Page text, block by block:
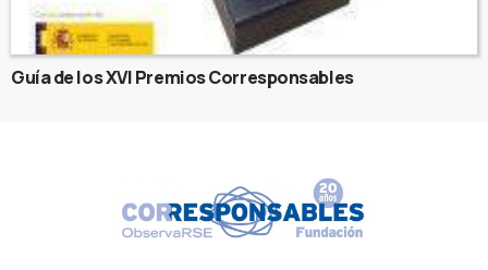
Guía de los XVI Premios Corresponsables